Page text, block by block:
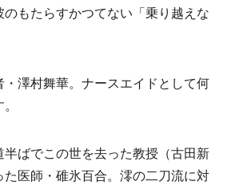
もたらすかつてない「乗り越えな
澤村舞華。ナースエイドとして何
ばでこの世を去った教授（古田新
医師・碓氷百合。澪の二刀流に対